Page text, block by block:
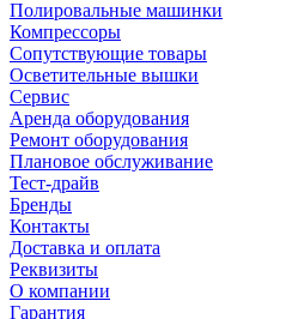
Полировальные машинки
Компрессоры
Сопутствующие товары
Осветительные вышки
Сервис
Аренда оборудования
Ремонт оборудования
Плановое обслуживание
Тест-драйв
Бренды
Контакты
Доставка и оплата
Реквизиты
О компании
Гарантия